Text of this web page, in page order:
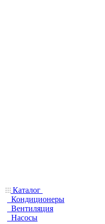
Каталог
Кондиционеры
Вентиляция
Насосы